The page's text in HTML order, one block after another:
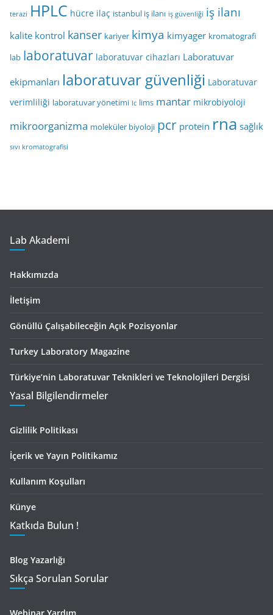
terazi HPLC hücre ilaç istanbul iş ilanı iş güvenliği iş ilanı
kalite kontrol kanser kariyer kimya kimyager kromatografi
lab laboratuvar laboratuvar cihazları Laboratuvar
ekipmanları laboratuvar güvenliği Laboratuvar
verimliliği laboratuvar yönetimi lc lims mantar mikrobiyoloji
mikroorganizma moleküler biyoloji pcr protein rna sağlık
sıvı kromatografisi
Lab Akademi
Hakkımızda
İletişim
Gönüllü Çalışabileceğin Açık Pozisyonlar
Turkey Laboratory Magazine
Türkiye’nin Laboratuvar Teknikleri ve Teknolojileri Dergisi
Yasal Bilgilendirmeler
Gizlilik Politikası
İçerik ve Yayın Politikamız
Kullanım Koşulları
Künye
Katkıda Bulun !
Blog Yazarlığı
Sıkça Sorulan Sorular